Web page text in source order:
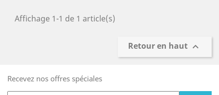
Affichage 1-1 de 1 article(s)
Retour en haut 
Recevez nos offres spéciales